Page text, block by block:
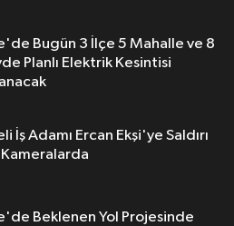
Bugün 3 İlçe 5 Mahalle ve 8
Planlı Elektrik Kesintisi
İş Adamı Ercan Ekşi'ye Saldırı
Kameralarda
Beklenen Yol Projesinde